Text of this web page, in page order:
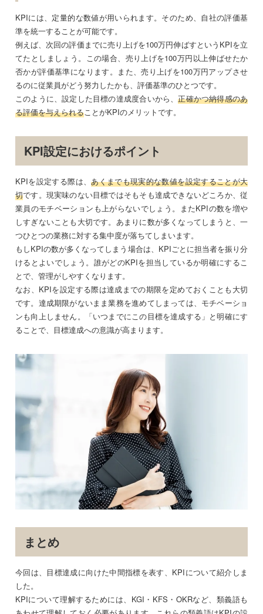
KPIには、定量的な数値が用いられます。そのため、自社の評価基
準を統一することが可能です。
例えば、次回の評価までに売り上げを100万円伸ばすというKPIを立
てたとしましょう。この場合、売り上げを100万円以上伸ばせたか
否かが評価基準になります。また、売り上げを100万円アップさせ
るのに従業員がどう努力したかも、評価基準のひとつです。
このように、設定した目標の達成度合いから、正確かつ納得感のあ
る評価を与えられることがKPIのメリットです。
KPI設定におけるポイント
KPIを設定する際は、あくまでも現実的な数値を設定することが大
切です。現実味のない目標ではそもそも達成できないどころか、従
業員のモチベーションも上がらないでしょう。またKPIの数を増や
しすぎないことも大切です。あまりに数が多くなってしまうと、一
つひとつの業務に対する集中度が落ちてしまいます。
もしKPIの数が多くなってしまう場合は、KPIごとに担当者を振り分
けるとよいでしょう。誰がどのKPIを担当しているか明確にするこ
とで、管理がしやすくなります。
なお、KPIを設定する際は達成までの期限を定めておくことも大切
です。達成期限がないまま業務を進めてしまっては、モチベーショ
ンも向上しません。「いつまでにこの目標を達成する」と明確にす
ることで、目標達成への意識が高まります。
まとめ
今回は、目標達成に向けた中間指標を表す、KPIについて紹介しま
した。
KPIについて理解するためには、KGI・KFS・OKRなど、類義語も